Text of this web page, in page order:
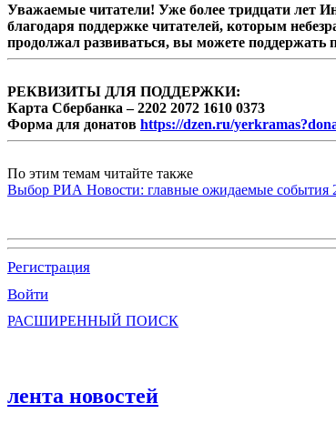
Уважаемые читатели! Уже более тридцати лет
благодаря поддержке читателей, которым
продолжал развиваться, вы можете поддержать
РЕКВИЗИТЫ ДЛЯ ПОДДЕРЖКИ:
Карта Сбербанка – 2202 2072 1610 0373
Форма для донатов https://dzen.ru/
По этим темам читайте также
Выбор РИА Новости: главные ожидаемые события
Регистрация
Войти
РАСШИРЕННЫЙ ПОИСК
лента новостей